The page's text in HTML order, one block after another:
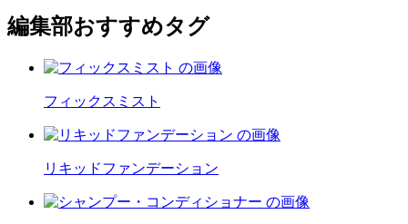
編集部おすすめタグ
フィックスミスト
リキッドファンデーション